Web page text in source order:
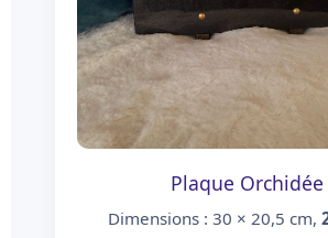
Plaque Orchidée
Dimensions : 30 × 20,5 cm,